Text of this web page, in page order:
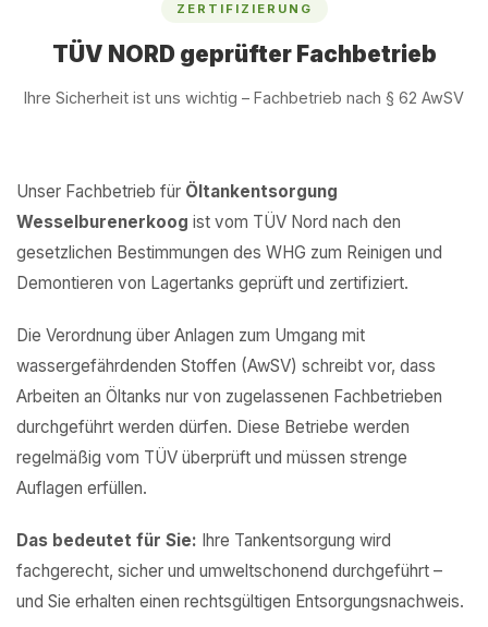
ZERTIFIZIERUNG
TÜV NORD geprüfter Fachbetrieb
Ihre Sicherheit ist uns wichtig – Fachbetrieb nach § 62 AwSV
Unser Fachbetrieb für Öltankentsorgung
Wesselburenerkoog ist vom TÜV Nord nach den
gesetzlichen Bestimmungen des WHG zum Reinigen und
Demontieren von Lagertanks geprüft und zertifiziert.
Die Verordnung über Anlagen zum Umgang mit
wassergefährdenden Stoffen (AwSV) schreibt vor, dass
Arbeiten an Öltanks nur von zugelassenen Fachbetrieben
durchgeführt werden dürfen. Diese Betriebe werden
regelmäßig vom TÜV überprüft und müssen strenge
Auflagen erfüllen.
Das bedeutet für Sie: Ihre Tankentsorgung wird
fachgerecht, sicher und umweltschonend durchgeführt –
und Sie erhalten einen rechtsgültigen Entsorgungsnachweis.